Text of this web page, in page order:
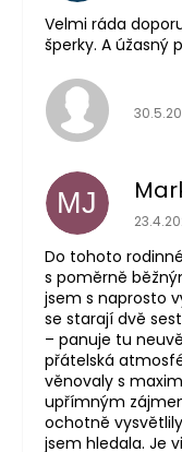
Velmi ráda
šperky. A úžasný
MJ
Do tohoto
s poměrně
jsem s naprosto
se starají dvě
– panuje tu
přátelská
věnovaly s
upřímným
ochotně
jsem hledala. Je